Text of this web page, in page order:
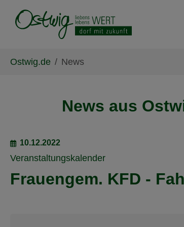
Ostwig.de News
News aus
10.12.2022
Veranstaltungskalender
Frauengem. KFD -